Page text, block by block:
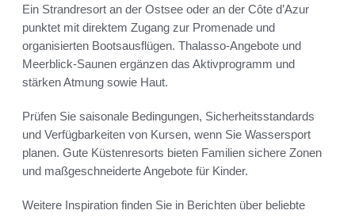
Ein Strandresort an der Ostsee oder an der Côte d’Azur
punktet mit direktem Zugang zur Promenade und
organisierten Bootsausflügen. Thalasso-Angebote und
Meerblick-Saunen ergänzen das Aktivprogramm und
stärken Atmung sowie Haut.
Prüfen Sie saisonale Bedingungen, Sicherheitsstandards
und Verfügbarkeiten von Kursen, wenn Sie Wassersport
planen. Gute Küstenresorts bieten Familien sichere Zonen
und maßgeschneiderte Angebote für Kinder.
Weitere Inspiration finden Sie in Berichten über beliebte